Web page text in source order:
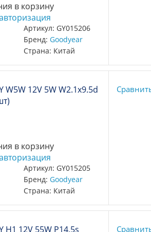
в корзину
Артикул: GY015206
Бренд:Goodyear
Страна: Китай
W5W 12V 5W W2.1x9.5d
в корзину
Артикул: GY015205
Бренд:Goodyear
Страна: Китай
Н1 12V 55W P14,5s